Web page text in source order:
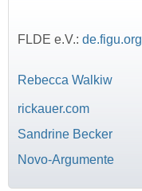
FLDE e.V.: de.figu.org
Rebecca Walkiw
rickauer.com
Sandrine Becker
Novo-Argumente